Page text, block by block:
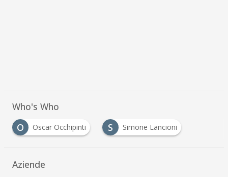
Who's Who
O
Oscar Occhipinti S Simone Lancioni
Aziende